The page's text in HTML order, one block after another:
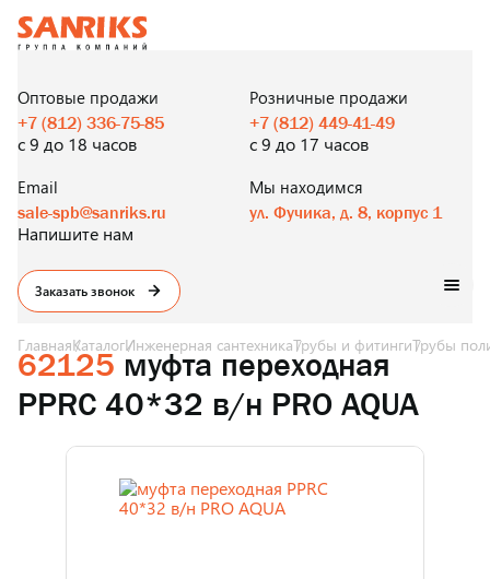
И В РОЗНИЦУ
Оптовые продажи
+7 (812) 336-75-85
с 9 до 18 часов
Розничные продажи
+7 (812) 449-41-49
с 9 до 17 часов
Email
sale-spb@sanriks.ru
Напишите нам
Мы находимся
ул. Фучика, д. 8, корпус 1
Заказать звонок
ГлавнаяКаталогИнженерная сантехникаТрубы и фитингиТрубы
62125 муфта переходная
PPRC 40*32 в/н PRO AQUA